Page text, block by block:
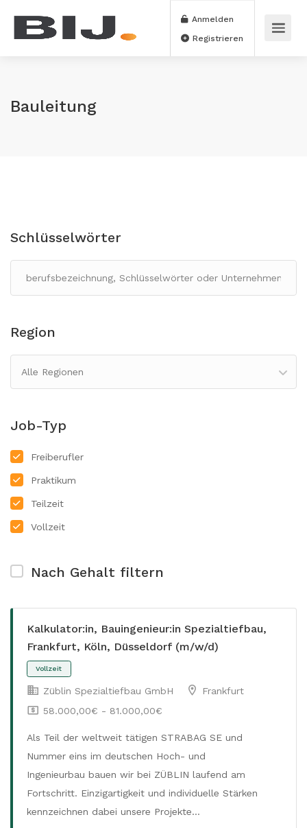
Anmelden
Registrieren
Bauleitung
Schlüsselwörter
Region
Alle Regionen
Job-Typ
Freiberufler
Praktikum
Teilzeit
Vollzeit
Nach Gehalt filtern
Kalkulator:in, Bauingenieur:in Spezialtiefbau,
Frankfurt, Köln, Düsseldorf (m/w/d)
Züblin Spezialtiefbau GmbH
Frankfurt
58.000,00€ - 81.000,00€
Als Teil der weltweit tätigen STRABAG SE und
Nummer eins im deutschen Hoch- und
Ingenieurbau bauen wir bei ZÜBLIN laufend am
Fortschritt. Einzigartigkeit und individuelle Stärken
kennzeichnen dabei unsere Projekte…